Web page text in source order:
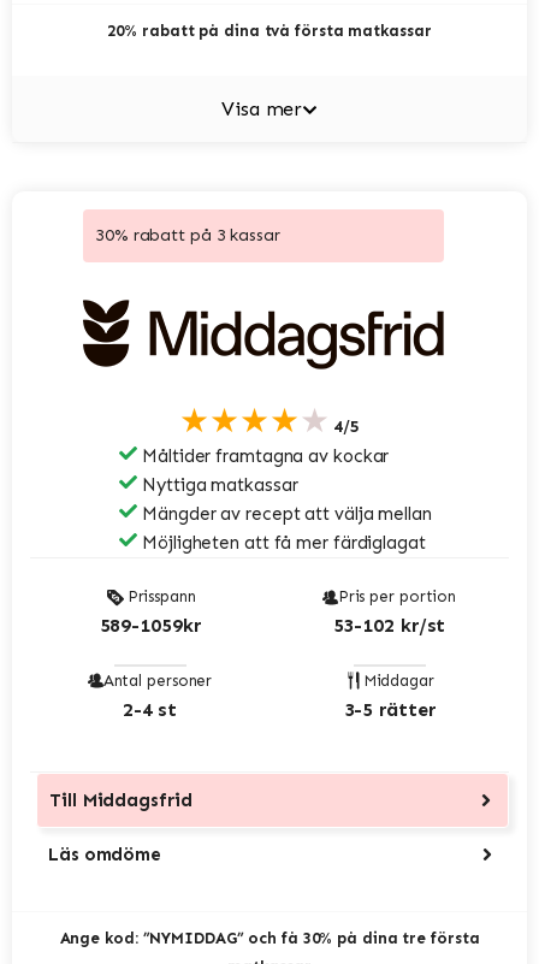
20% rabatt på dina två första matkassar
Visa mer
30% rabatt på 3 kassar
★★★★★ 4/5
Måltider framtagna av kockar
Nyttiga matkassar
Mängder av recept att välja mellan
Möjligheten att få mer färdiglagat
Prisspann
589-1059kr
Pris per portion
53-102 kr/st
Antal personer
2-4 st
Middagar
3-5 rätter
Till Middagsfrid
Läs omdöme
Ange kod: ”NYMIDDAG” och få 30% på dina tre första